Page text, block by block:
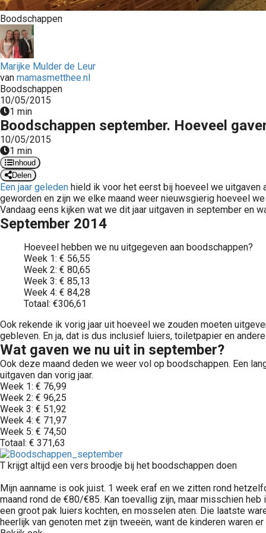
Boodschappen
Marijke Mulder de Leur
van mamasmetthee.nl
Boodschappen
10/05/2015
1 min
Boodschappen september. Hoeveel
10/05/2015
1 min
Inhoud
Delen
Een jaar geleden hield ik voor het eerst bij hoeveel we uitgaven
geworden en zijn we elke maand weer nieuwsgierig hoeveel
Vandaag eens kijken wat we dit jaar uitgaven in september en
September 2014
Hoeveel hebben we nu uitgegeven aan boodschappen?
Week 1: € 56,55
Week 2: € 80,65
Week 3: € 85,13
Week 4: € 84,28
Totaal: €306,61
Ook rekende ik vorig jaar uit hoeveel we zouden moeten
gebleven. En ja, dat is dus inclusief luiers, toiletpapier en
Wat gaven we nu uit in september?
Ook deze maand deden we weer vol op boodschappen. Een
uitgaven dan vorig jaar.
Week 1: € 76,99
Week 2: € 96,25
Week 3: € 51,92
Week 4: € 71,97
Week 5: € 74,50
Totaal: € 371,63
T krijgt altijd een vers broodje bij het boodschappen doen
Mijn aanname is ook juist. 1 week eraf en we zitten rond
maand rond de €80/€85. Kan toevallig zijn, maar misschien
een groot pak luiers kochten, en mosselen aten. Die laatste
heerlijk van genoten met zijn tweeën, want de kinderen waren